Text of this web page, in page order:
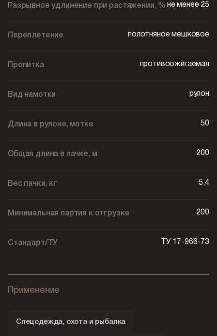
Разрывное удлинение при растяжении, % не менее 25
Переплетение полотняное мешковое
Пропитка противоожигаемая
Вид намотки рулон
Длина в рулоне, мотке 50
Общая длина в пачке, м 200
Вес пачки, кг 5,4
Минимальная партия к отгрузке 200
Стандарт/ТУ ТУ 17-966-73
Применение
Спецодежда, охота и рыбалка